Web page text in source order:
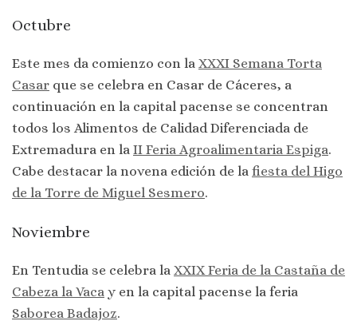
Octubre
Este mes da comienzo con la XXXI Semana Torta
Casar que se celebra en Casar de Cáceres, a
continuación en la capital pacense se concentran
todos los Alimentos de Calidad Diferenciada de
Extremadura en la II Feria Agroalimentaria Espiga.
Cabe destacar la novena edición de la fiesta del Higo
de la Torre de Miguel Sesmero.
Noviembre
En Tentudia se celebra la XXIX Feria de la Castaña de
Cabeza la Vaca y en la capital pacense la feria
Saborea Badajoz.